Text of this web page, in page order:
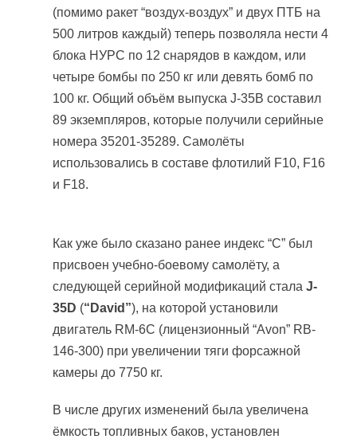
(помимо ракет “воздух-воздух” и двух ПТБ на
500 литров каждый) теперь позволяла нести 4
блока НУРС по 12 снарядов в каждом, или
четыре бомбы по 250 кг или девять бомб по
100 кг. Общий объём выпуска J-35B составил
89 экземпляров, которые получили серийные
номера 35201-35289. Самолёты
использовались в составе флотилий F10, F16
и F18.
Как уже было сказано ранее индекс “C” был
присвоен учебно-боевому самолёту, а
следующей серийной модификаций стала J-
35D (“David”), на которой установили
двигатель RM-6C (лицензионный “Avon” RB-
146-300) при увеличении тяги форсажной
камеры до 7750 кг.
В числе других изменений была увеличена
ёмкость топливных баков, установлен